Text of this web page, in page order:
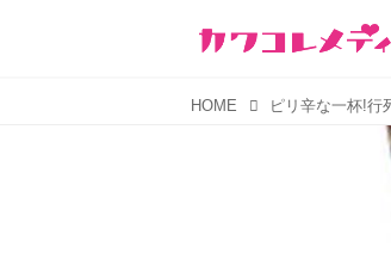
HOME ピリ辛な一杯!行